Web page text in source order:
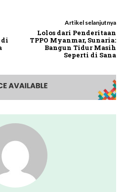
di
Artikel selanjutnya
Lolos dari Penderitaan
TPPO Myanmar, Sunaria:
Bangun Tidur Masih
Seperti di Sana